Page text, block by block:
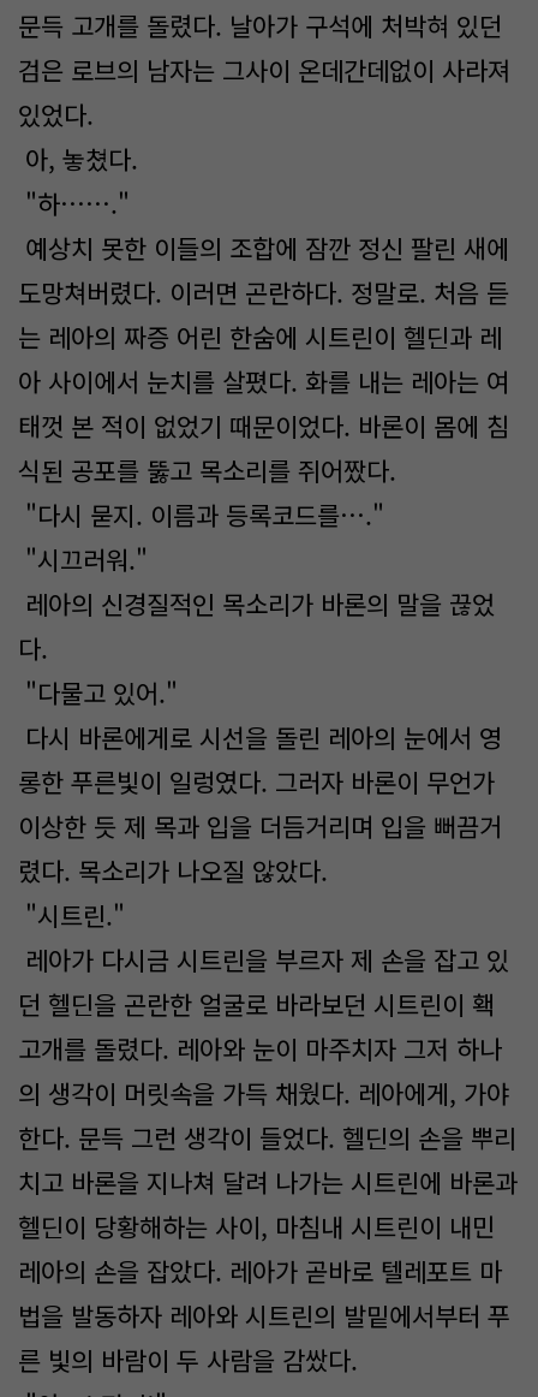
문득 고개를 돌렸다. 날아가 구석에 처박혀 있던
검은 로브의 남자는 그사이 온데간데없이 사라져
있었다.
아, 놓쳤다.
"하……."
예상치 못한 이들의 조합에 잠깐 정신 팔린 새에
도망쳐버렸다. 이러면 곤란하다. 정말로. 처음 듣
는 레아의 짜증 어린 한숨에 시트린이 헬딘과 레
아 사이에서 눈치를 살폈다. 화를 내는 레아는 여
태껏 본 적이 없었기 때문이었다. 바론이 몸에 침
식된 공포를 뚫고 목소리를 쥐어짰다.
"다시 묻지. 이름과 등록코드를….​"
"시끄러워."
레아의 신경질적인 목소리가 바론의 말을 끊었
다.
"다물고 있어."
다시 바론에게로 시선을 돌린 레아의 눈에서 영
롱한 푸른빛이 일렁였다. 그러자 바론이 무언가
이상한 듯 제 목과 입을 더듬거리며 입을 뻐끔거
렸다. 목소리가 나오질 않았다.
"시트린."
레아가 다시금 시트린을 부르자 제 손을 잡고 있
던 헬딘을 곤란한 얼굴로 바라보던 시트린이 홱
고개를 돌렸다. 레아와 눈이 마주치자 그저 하나
의 생각이 머릿속을 가득 채웠다. 레아에게, 가야
한다. 문득 그런 생각이 들었다. 헬딘의 손을 뿌리
치고 바론을 지나쳐 달려 나가는 시트린에 바론과
헬딘이 당황해하는 사이, 마침내 시트린이 내민
레아의 손을 잡았다. 레아가 곧바로 텔레포트 마
법을 발동하자 레아와 시트린의 발밑에서부터 푸
른 빛의 바람이 두 사람을 감쌌다.